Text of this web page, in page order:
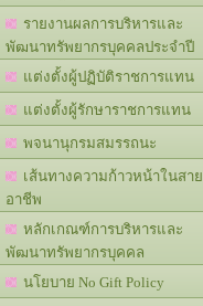
รายงานผลการบริหารและ
พัฒนาทรัพยากรบุคคลประจำปี
แต่งตั้งผู้ปฏิบัติราชการแทน
แต่งตั้งผู้รักษาราชการแทน
พจนานุกรมสมรรถนะ
เส้นทางความก้าวหน้าในสาย
อาชีพ
หลักเกณฑ์การบริหารและ
พัฒนาทรัพยากรบุคคล
นโยบาย No Gift Policy